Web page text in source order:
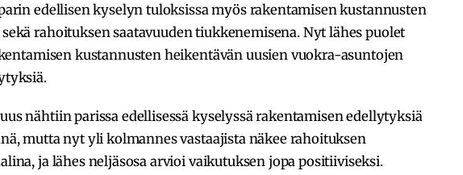
edellisen kyselyn tuloksissa myös rakentamisen kustannusten
rahoituksen saatavuuden tiukkenemisena. Nyt lähes puolet
kustannusten heikentävän uusien vuokra-asuntojen
nähtiin parissa edellisessä kyselyssä rakentamisen edellytyksiä
mutta nyt yli kolmannes vastaajista näkee rahoituksen
ja lähes neljäsosa arvioi vaikutuksen jopa positiiviseksi.